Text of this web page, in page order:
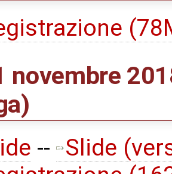
novembre
--
Slide